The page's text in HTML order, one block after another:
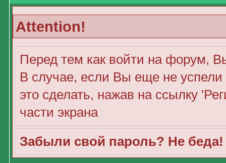
Attention!
Перед тем как войти на форум,
В случае, если Вы еще не успели
это сделать, нажав на ссылку
части экрана
Забыли свой пароль? Не